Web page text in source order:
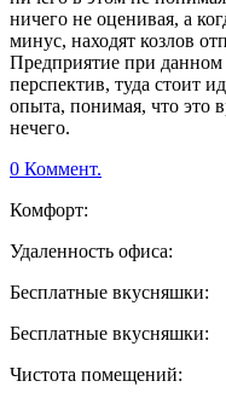
ничего не оценивая, а
минус, находят козлов
Предприятие при данном
перспектив, туда стоит
опыта, понимая, что это
нечего.
0 Коммент.
Комфорт:
Удаленность офиса:
Бесплатные вкусняшки:
Бесплатные вкусняшки:
Чистота помещений: